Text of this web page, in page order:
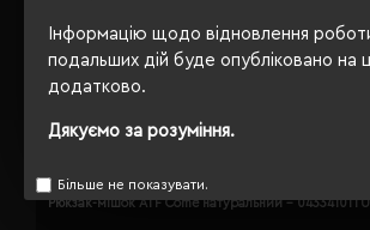
Інформацію щодо відновлення
подальших дій буде опубліковано на
додатково.
Дякуємо за розуміння.
Більше не показувати.
Рюкзак-мішок ATF Come натуральний -